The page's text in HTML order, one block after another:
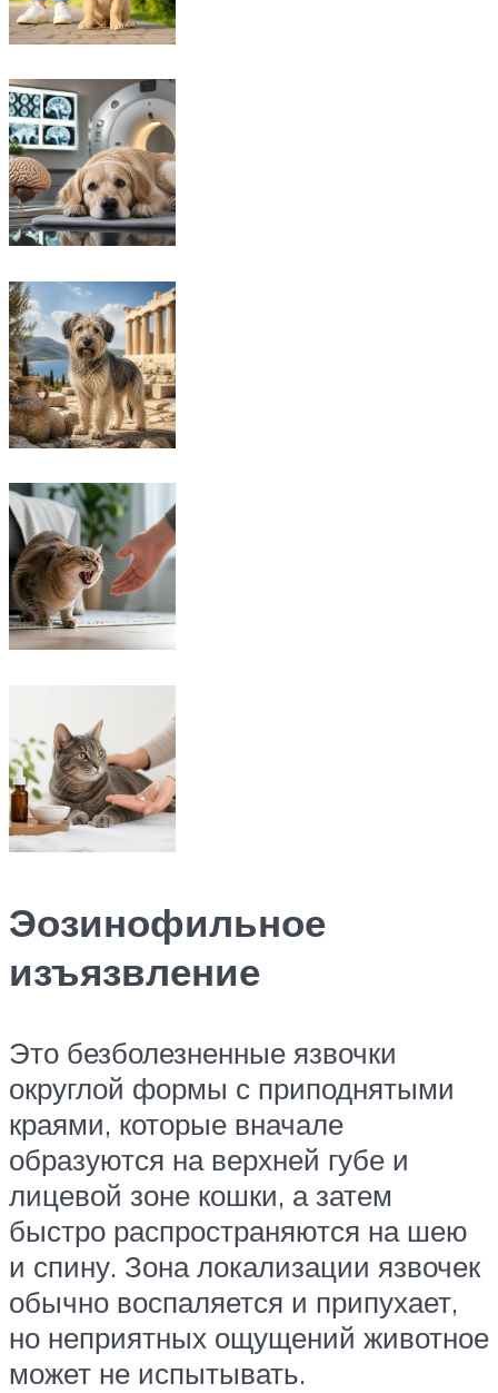
Эозинофильное
изъязвление
Это безболезненные язвочки
округлой формы с приподнятыми
краями, которые вначале
образуются на верхней губе и
лицевой зоне кошки, а затем
быстро распространяются на шею
и спину. Зона локализации язвочек
обычно воспаляется и припухает,
но неприятных ощущений животное
может не испытывать.